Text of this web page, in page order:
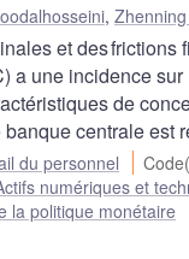
,
et des
a une incidence
de
centrale est
du personnel
numériques et
la politique monétaire